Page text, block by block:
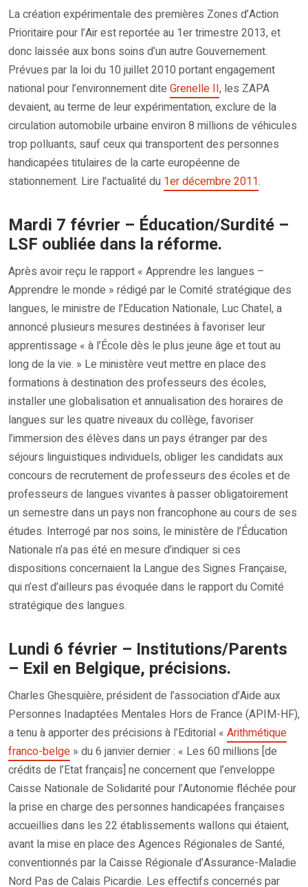
La création expérimentale des premières Zones d’Action
Prioritaire pour l’Air est reportée au 1er trimestre 2013, et
donc laissée aux bons soins d’un autre Gouvernement.
Prévues par la loi du 10 juillet 2010 portant engagement
national pour l’environnement dite Grenelle II, les ZAPA
devaient, au terme de leur expérimentation, exclure de la
circulation automobile urbaine environ 8 millions de véhicules
trop polluants, sauf ceux qui transportent des personnes
handicapées titulaires de la carte européenne de
stationnement. Lire l’actualité du 1er décembre 2011.
Mardi 7 février – Éducation/Surdité –
LSF oubliée dans la réforme.
Après avoir reçu le rapport « Apprendre les langues –
Apprendre le monde » rédigé par le Comité stratégique des
langues, le ministre de l’Education Nationale, Luc Chatel, a
annoncé plusieurs mesures destinées à favoriser leur
apprentissage « à l’École dès le plus jeune âge et tout au
long de la vie. » Le ministère veut mettre en place des
formations à destination des professeurs des écoles,
installer une globalisation et annualisation des horaires de
langues sur les quatre niveaux du collège, favoriser
l’immersion des élèves dans un pays étranger par des
séjours linguistiques individuels, obliger les candidats aux
concours de recrutement de professeurs des écoles et de
professeurs de langues vivantes à passer obligatoirement
un semestre dans un pays non francophone au cours de ses
études. Interrogé par nos soins, le ministère de l’Éducation
Nationale n’a pas été en mesure d’indiquer si ces
dispositions concernaient la Langue des Signes Française,
qui n’est d’ailleurs pas évoquée dans le rapport du Comité
stratégique des langues.
Lundi 6 février – Institutions/Parents
– Exil en Belgique, précisions.
Charles Ghesquière, président de l’association d’Aide aux
Personnes Inadaptées Mentales Hors de France (APIM-HF),
a tenu à apporter des précisions à l’Editorial « Arithmétique
franco-belge » du 6 janvier dernier : « Les 60 millions [de
crédits de l’Etat français] ne concernent que l’enveloppe
Caisse Nationale de Solidarité pour l’Autonomie fléchée pour
la prise en charge des personnes handicapées françaises
accueillies dans les 22 établissements wallons qui étaient,
avant la mise en place des Agences Régionales de Santé,
conventionnés par la Caisse Régionale d’Assurance-Maladie
Nord Pas de Calais Picardie. Les effectifs concernés par